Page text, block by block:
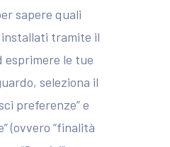
sapere quali
installati tramite il
esprimere le tue
seleziona il
preferenze” e
(ovvero “finalità